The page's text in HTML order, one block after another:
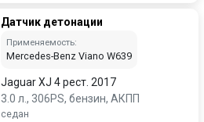
Датчик детонации
Применяемость:
Mercedes-Benz Viano W639
Jaguar XJ 4 рест. 2017
3.0 л., 306PS, бензин, АКПП
седан